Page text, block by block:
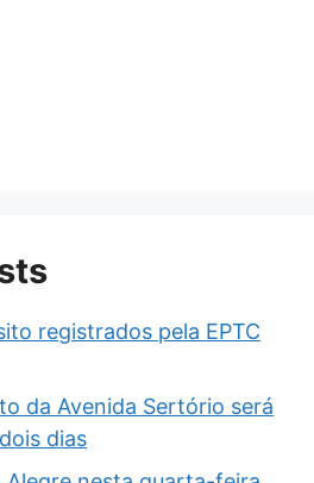
registrados pela EPTC
da Avenida Sertório será
dias